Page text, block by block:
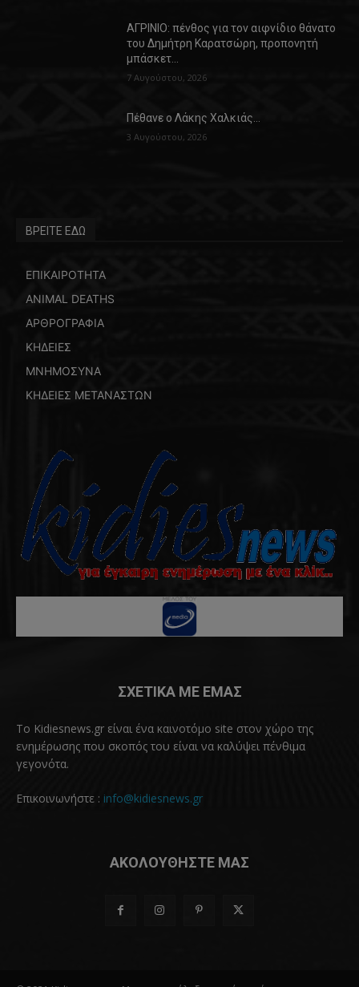
ΑΓΡΙΝΙΟ: πένθος για τον αιφνίδιο θάνατο
του Δημήτρη Καρατσώρη, προπονητή
μπάσκετ…
7 Αυγούστου, 2026
Πέθανε ο Λάκης Χαλκιάς…
3 Αυγούστου, 2026
ΒΡΕΙΤΕ ΕΔΩ
ΕΠΙΚΑΙΡΟΤΗΤΑ
ANIMAL DEATHS
ΑΡΘΡΟΓΡΑΦΙΑ
ΚΗΔΕΙΕΣ
ΜΝΗΜΟΣΥΝΑ
ΚΗΔΕΙΕΣ ΜΕΤΑΝΑΣΤΩΝ
ΣΧΕΤΙΚΑ ΜΕ ΕΜΑΣ
Το Kidiesnews.gr είναι ένα καινοτόμο site στον χώρο της
ενημέρωσης που σκοπός του είναι να καλύψει πένθιμα
γεγονότα.
Επικοινωνήστε : info@kidiesnews.gr
ΑΚΟΛΟΥΘΗΣΤΕ ΜΑΣ